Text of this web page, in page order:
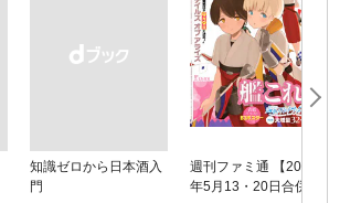
知識ゼロから日本酒入
門
週刊ファミ通 【2021
年5月13・20日合併